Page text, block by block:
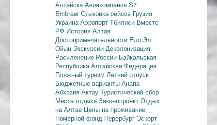
Алтайска Авиакомпания S7
EmbraerСтыковка рейсов Грузия
Украина Аэропорт Тбилиси Вместе-
РФ История Алтая
Достопримечательности Ело Эл
Ойын Экскурсии Деколонизация
Расчленение России Байкальская
Республика Алтайская Федерация
Пляжный туризм Летний отпуск
Бюджетные варианты Анапа
Абхазия Актау Туристический сбор
Места отдыха Законопроект Отдых
на Алтае Цены на проживание
Номерной фонд Перербург Эскорт